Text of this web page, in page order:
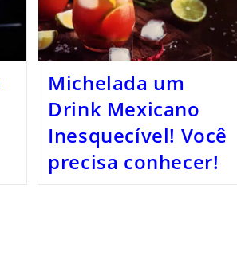
Michelada um
Drink Mexicano
Inesquecível! Você
precisa conhecer!